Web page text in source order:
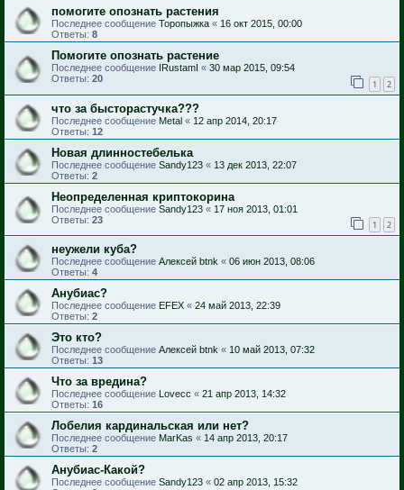
помогите опознать растения
Последнее сообщение Торопыжка « 16 окт 2015, 00:00
Ответы: 8
Помогите опознать растение
Последнее сообщение IRustamI « 30 мар 2015, 09:54
Ответы: 20 1 2
что за бысторастучка???
Последнее сообщение Metal « 12 апр 2014, 20:17
Ответы: 12
Новая длинностебелька
Последнее сообщение Sandy123 « 13 дек 2013, 22:07
Ответы: 2
Неопределенная криптокорина
Последнее сообщение Sandy123 « 17 ноя 2013, 01:01
Ответы: 23 1 2
неужели куба?
Последнее сообщение Алексей btnk « 06 июн 2013, 08:06
Ответы: 4
Анубиас?
Последнее сообщение EFEX « 24 май 2013, 22:39
Ответы: 2
Это кто?
Последнее сообщение Алексей btnk « 10 май 2013, 07:32
Ответы: 13
Что за вредина?
Последнее сообщение Lovecc « 21 апр 2013, 14:32
Ответы: 16
Лобелия кардинальская или нет?
Последнее сообщение MarKas « 14 апр 2013, 20:17
Ответы: 2
Анубиас-Какой?
Последнее сообщение Sandy123 « 02 апр 2013, 15:32